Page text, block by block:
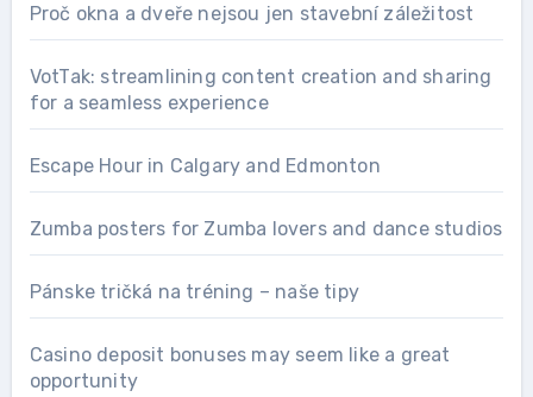
Proč okna a dveře nejsou jen stavební záležitost
VotTak: streamlining content creation and sharing
for a seamless experience
Escape Hour in Calgary and Edmonton
Zumba posters for Zumba lovers and dance studios
Pánske tričká na tréning – naše tipy
Casino deposit bonuses may seem like a great
opportunity